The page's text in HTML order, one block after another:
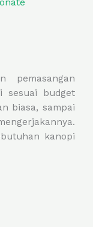
pemasangan
sesuai budget
biasa, sampai
kanopi